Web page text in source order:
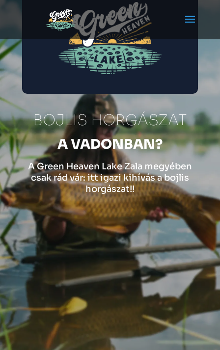
BOJLIS HORGÁSZAT
A VADONBAN?
A Green Heaven Lake Zala megyében
csak rád vár: itt igazi kihívás a bojlis
horgászat!!